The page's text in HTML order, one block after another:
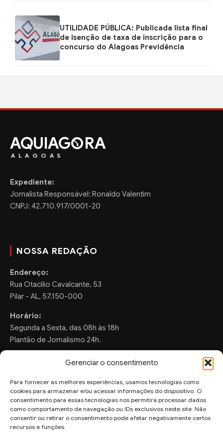
Gerenciar o consentimento
Para fornecer as melhores experiências, usamos tecnologias como
cookies para armazenar e/ou acessar informações do dispositivo. O
consentimento para essas tecnologias nos permitirá processar dados
como comportamento de navegação ou IDs exclusivos neste site. Não
consentir ou retirar o consentimento pode afetar negativamente certos
recursos e funções.
UTILIDADE PÚBLICA: Publicada lista final
de isenção de taxa de inscrição para o
concurso do Alagoas Previdência
AQUIAG RA
ALAGOAS
Expediente:
Jornalista Responsável: Ronaldo Valentim
CNPJ: 42.710.917/0001-20
NOSSA REDAÇÃO
Endereço:
Rua Otacilio Cavalcante, 53
Pilar - AL, 57.150-000
Horário:
Segunda a Sexta, das 08h às 18h
Plantão de Jornalismo 24h.
FALE CONOSCO
Sugestões de Pauta:
ronaldo.valentim150@gmail.com